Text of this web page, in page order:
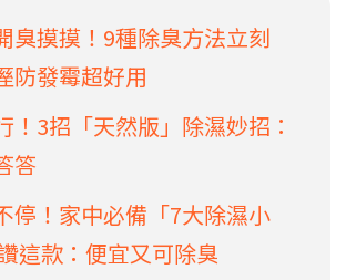
臭摸摸！9種除臭方法立刻
防發霉超好用
！3招「天然版」除濕妙招：
答
停！家中必備「7大除濕小
這款：便宜又可除臭